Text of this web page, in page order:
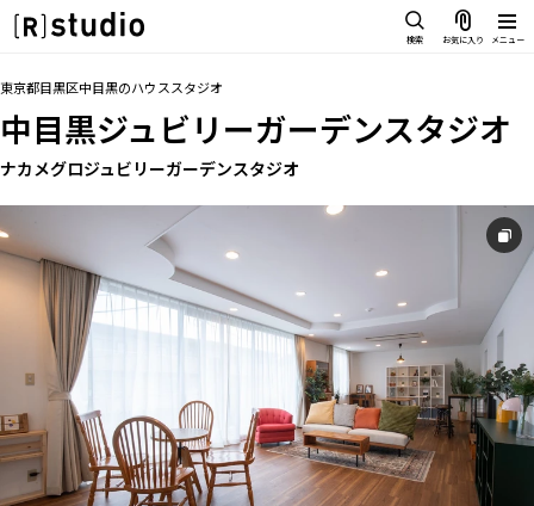
検索 お気に入り メニュー
SCENE
部屋ごとに写真で見比べたい
VARIATION
ひとつのスタジオであれもこれも
LOCATION
カフェやオフィスなどロケシーンも
SIZE&PRICE
広さと利用料金で探す
スタジオを探す
雰囲気で探したい
SCENE
部屋ごとに写真で見比べたい
VARIATION
ひとつのスタジオであれもこれも
LOCATION
カフェやオフィスなどロケシーン
も
SIZE&PRICE
広さと利用料金で探す
ALL FILTER
すべての選択肢からスタジオを探
す
トップ 料金 設備 オプション
東京都目黒区中目黒のハウススタジオ
中目黒ジュビリーガーデンスタジオ
ナカメグロジュビリーガーデンスタジオ